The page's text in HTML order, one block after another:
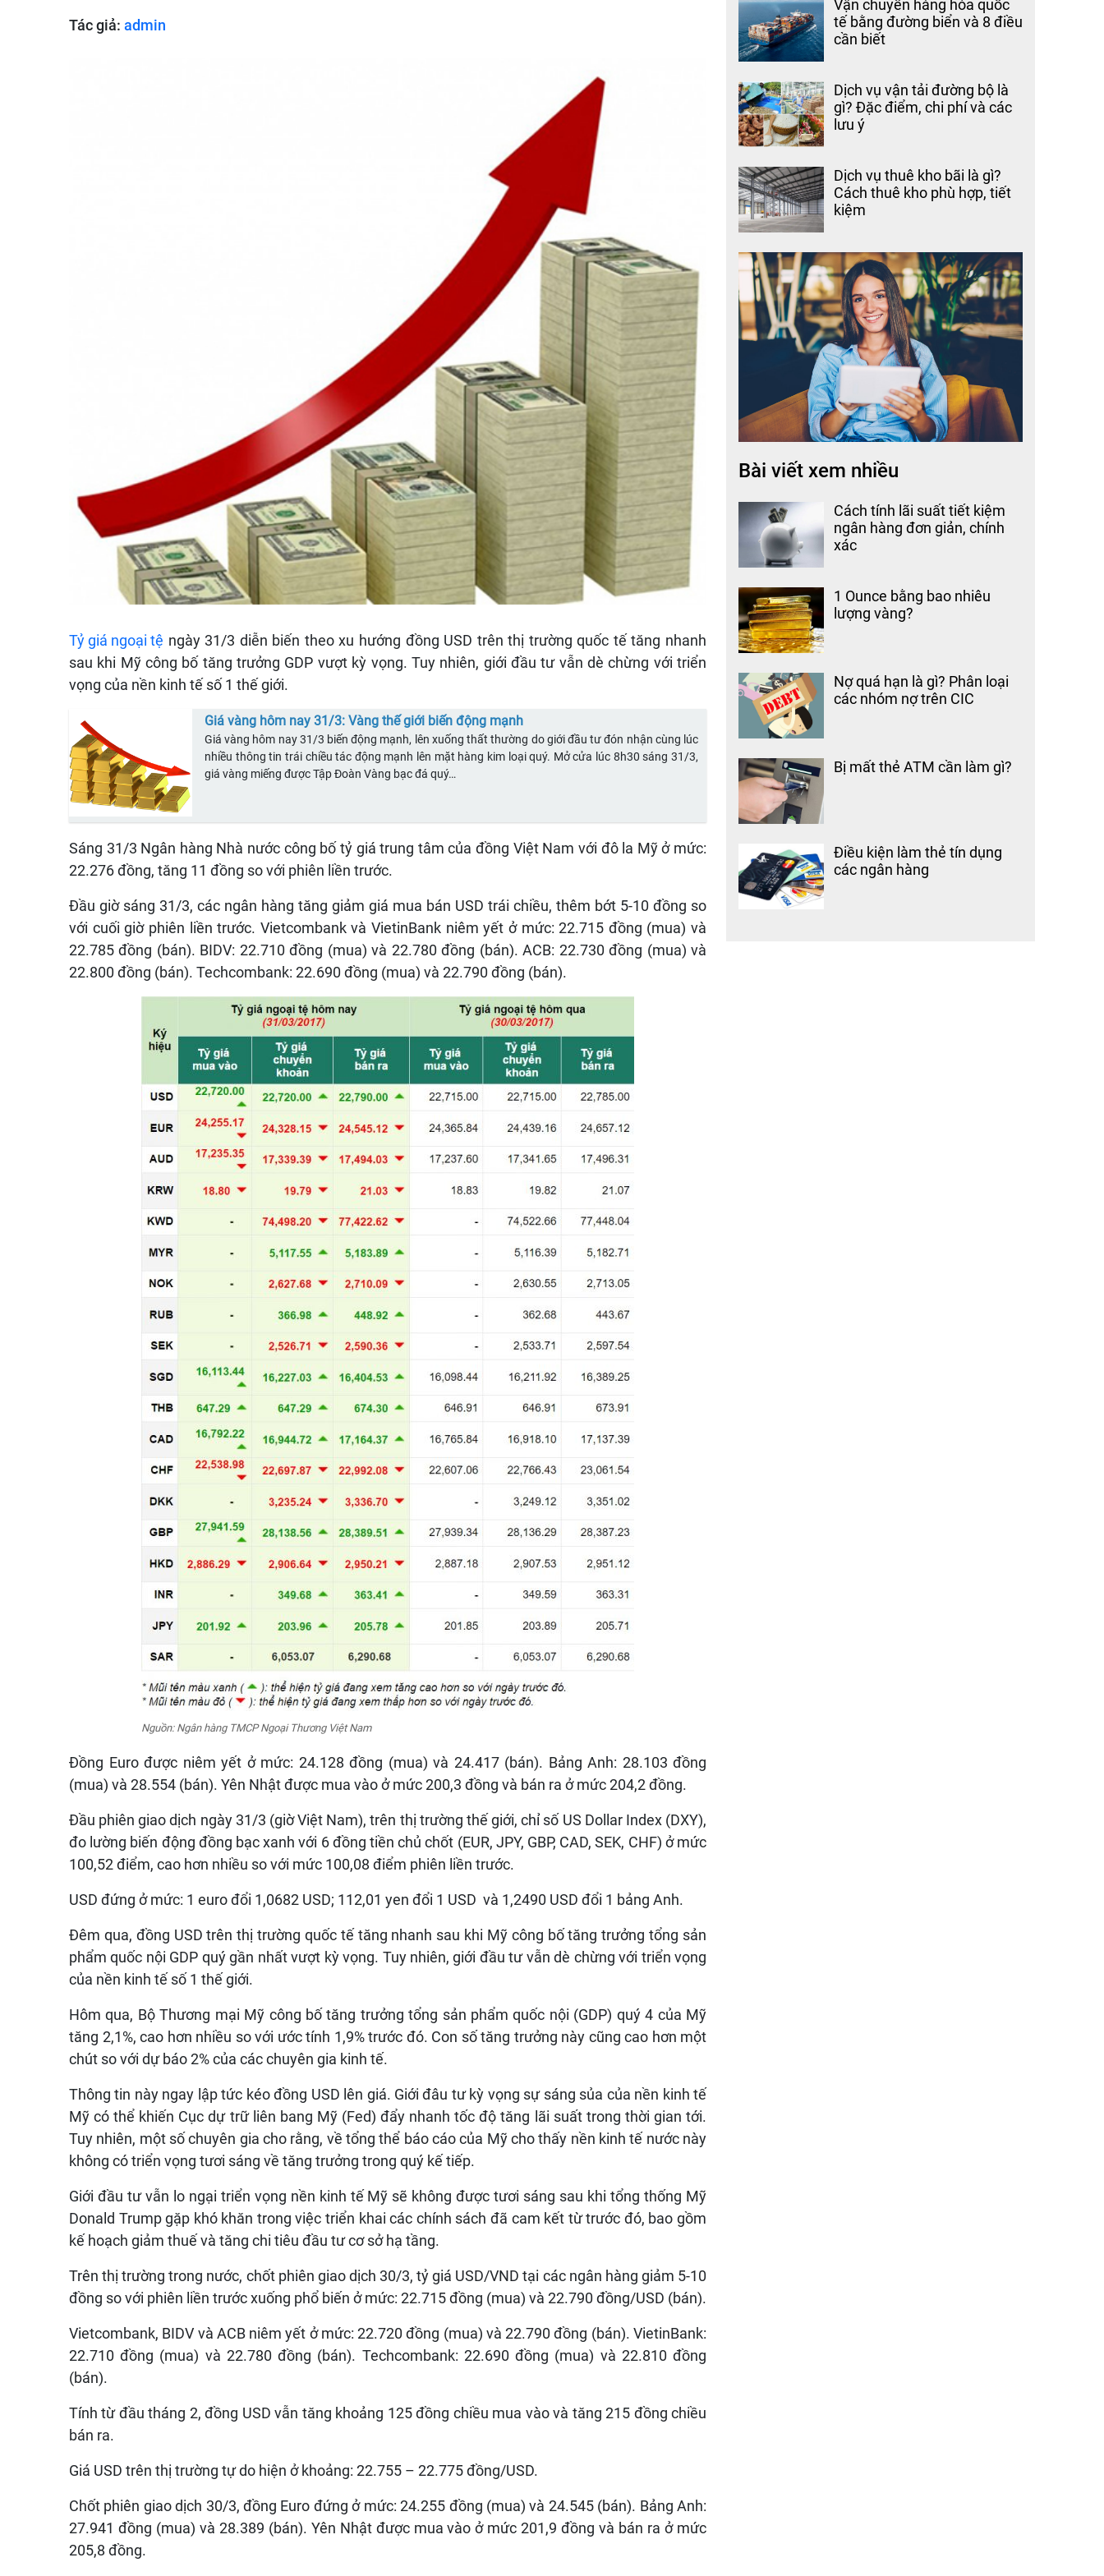
Tác giả: admin
Tỷ giá ngoại tệ ngày 31/3 diễn biến theo xu hướng đồng USD trên thị trường quốc tế tăng nhanh
sau khi Mỹ công bố tăng trưởng GDP vượt kỳ vọng. Tuy nhiên, giới đầu tư vẫn dè chừng với triển
vọng của nền kinh tế số 1 thế giới.
Giá vàng hôm nay 31/3: Vàng thế giới biến động mạnh
Giá vàng hôm nay 31/3 biến động mạnh, lên xuống thất thường do giới đầu tư đón nhận cùng lúc
nhiều thông tin trái chiều tác động mạnh lên mặt hàng kim loại quý. Mở cửa lúc 8h30 sáng 31/3,
giá vàng miếng được Tập Đoàn Vàng bạc đá quý…
Sáng 31/3 Ngân hàng Nhà nước công bố tỷ giá trung tâm của đồng Việt Nam với đô la Mỹ ở mức:
22.276 đồng, tăng 11 đồng so với phiên liền trước.
Đầu giờ sáng 31/3, các ngân hàng tăng giảm giá mua bán USD trái chiều, thêm bớt 5-10 đồng so
với cuối giờ phiên liền trước. Vietcombank và VietinBank niêm yết ở mức: 22.715 đồng (mua) và
22.785 đồng (bán). BIDV: 22.710 đồng (mua) và 22.780 đồng (bán). ACB: 22.730 đồng (mua) và
22.800 đồng (bán). Techcombank: 22.690 đồng (mua) và 22.790 đồng (bán).
Nguồn: Ngân hàng TMCP Ngoại Thương Việt Nam
Đồng Euro được niêm yết ở mức: 24.128 đồng (mua) và 24.417 (bán). Bảng Anh: 28.103 đồng
(mua) và 28.554 (bán). Yên Nhật được mua vào ở mức 200,3 đồng và bán ra ở mức 204,2 đồng.
Đầu phiên giao dịch ngày 31/3 (giờ Việt Nam), trên thị trường thế giới, chỉ số US Dollar Index (DXY),
đo lường biến động đồng bạc xanh với 6 đồng tiền chủ chốt (EUR, JPY, GBP, CAD, SEK, CHF) ở mức
100,52 điểm, cao hơn nhiều so với mức 100,08 điểm phiên liền trước.
USD đứng ở mức: 1 euro đổi 1,0682 USD; 112,01 yen đổi 1 USD và 1,2490 USD đổi 1 bảng Anh.
Đêm qua, đồng USD trên thị trường quốc tế tăng nhanh sau khi Mỹ công bố tăng trưởng tổng sản
phẩm quốc nội GDP quý gần nhất vượt kỳ vọng. Tuy nhiên, giới đầu tư vẫn dè chừng với triển vọng
của nền kinh tế số 1 thế giới.
Hôm qua, Bộ Thương mại Mỹ công bố tăng trưởng tổng sản phẩm quốc nội (GDP) quý 4 của Mỹ
tăng 2,1%, cao hơn nhiều so với ước tính 1,9% trước đó. Con số tăng trưởng này cũng cao hơn một
chút so với dự báo 2% của các chuyên gia kinh tế.
Thông tin này ngay lập tức kéo đồng USD lên giá. Giới đâu tư kỳ vọng sự sáng sủa của nền kinh tế
Mỹ có thể khiến Cục dự trữ liên bang Mỹ (Fed) đẩy nhanh tốc độ tăng lãi suất trong thời gian tới.
Tuy nhiên, một số chuyên gia cho rằng, về tổng thể báo cáo của Mỹ cho thấy nền kinh tế nước này
không có triển vọng tươi sáng về tăng trưởng trong quý kế tiếp.
Giới đầu tư vẫn lo ngại triển vọng nền kinh tế Mỹ sẽ không được tươi sáng sau khi tổng thống Mỹ
Donald Trump gặp khó khăn trong việc triển khai các chính sách đã cam kết từ trước đó, bao gồm
kế hoạch giảm thuế và tăng chi tiêu đầu tư cơ sở hạ tầng.
Trên thị trường trong nước, chốt phiên giao dịch 30/3, tỷ giá USD/VND tại các ngân hàng giảm 5-10
đồng so với phiên liền trước xuống phổ biến ở mức: 22.715 đồng (mua) và 22.790 đồng/USD (bán).
Vietcombank, BIDV và ACB niêm yết ở mức: 22.720 đồng (mua) và 22.790 đồng (bán). VietinBank:
22.710 đồng (mua) và 22.780 đồng (bán). Techcombank: 22.690 đồng (mua) và 22.810 đồng
(bán).
Tính từ đầu tháng 2, đồng USD vẫn tăng khoảng 125 đồng chiều mua vào và tăng 215 đồng chiều
bán ra.
Giá USD trên thị trường tự do hiện ở khoảng: 22.755 – 22.775 đồng/USD.
Chốt phiên giao dịch 30/3, đồng Euro đứng ở mức: 24.255 đồng (mua) và 24.545 (bán). Bảng Anh:
27.941 đồng (mua) và 28.389 (bán). Yên Nhật được mua vào ở mức 201,9 đồng và bán ra ở mức
205,8 đồng.
Vận chuyển hàng hóa quốc
tế bằng đường biển và 8 điều
cần biết
Dịch vụ vận tải đường bộ là
gì? Đặc điểm, chi phí và các
lưu ý
Dịch vụ thuê kho bãi là gì?
Cách thuê kho phù hợp, tiết
kiệm
Bài viết xem nhiều
Cách tính lãi suất tiết kiệm
ngân hàng đơn giản, chính
xác
1 Ounce bằng bao nhiêu
lượng vàng?
Nợ quá hạn là gì? Phân loại
các nhóm nợ trên CIC
Bị mất thẻ ATM cần làm gì?
Điều kiện làm thẻ tín dụng
các ngân hàng